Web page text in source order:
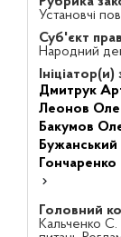
Установчі
Суб'єкт
Народний
Дмитрук
Леонов
Бакумов
Головний
Кальченко С.